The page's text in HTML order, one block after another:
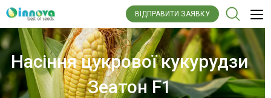
ВІДПРАВИТИ ЗАЯВКУ
Насіння цукрової кукурудзи
Зеатон F1